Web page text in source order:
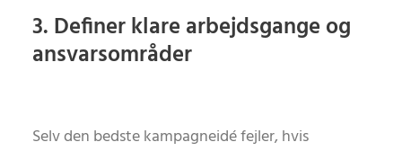
3. Definer klare arbejdsgange og
ansvarsområder
Selv den bedste kampagneidé fejler, hvis